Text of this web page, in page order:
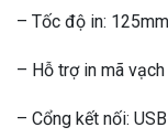
– Tốc độ in:
– Hỗ trợ in mã
– Cổng kết nối: